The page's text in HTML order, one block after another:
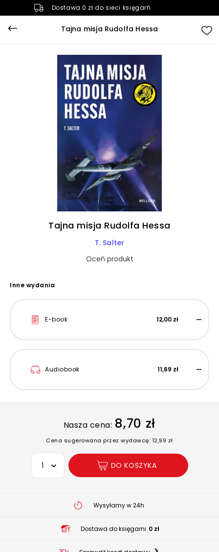
Dostawa 0 zł do sieci księgarń
Tajna misja Rudolfa Hessa
Tajna misja Rudolfa Hessa
T. Salter
Oceń produkt
Inne wydania
E-book 12,00 zł
Audiobook 11,69 zł
Nasza cena: 8,70 zł
Cena sugerowana przez wydawcę: 12,99 zł
Wybierz opcję
DO KOSZYKA
Wysyłamy w 24h
Dostawa do księgarni 0 zł